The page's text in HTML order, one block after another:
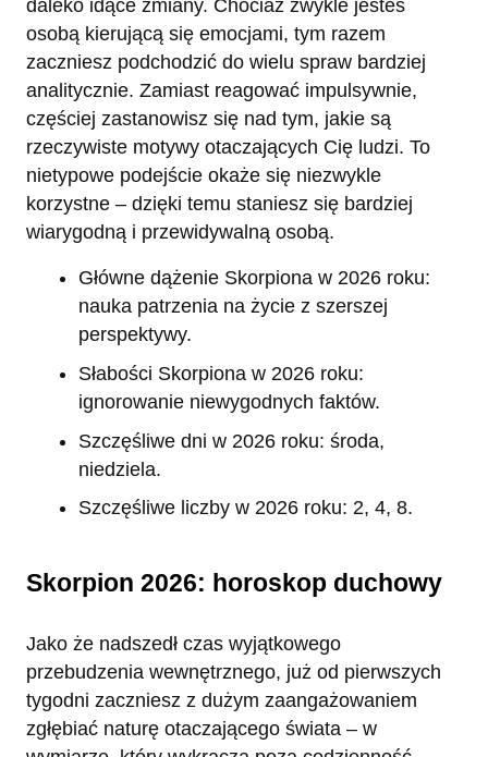
daleko idące zmiany. Chociaż zwykle jesteś
osobą kierującą się emocjami, tym razem
zaczniesz podchodzić do wielu spraw bardziej
analitycznie. Zamiast reagować impulsywnie,
częściej zastanowisz się nad tym, jakie są
rzeczywiste motywy otaczających Cię ludzi. To
nietypowe podejście okaże się niezwykle
korzystne – dzięki temu staniesz się bardziej
wiarygodną i przewidywalną osobą.
Główne dążenie Skorpiona w 2026 roku:
nauka patrzenia na życie z szerszej
perspektywy.
Słabości Skorpiona w 2026 roku:
ignorowanie niewygodnych faktów.
Szczęśliwe dni w 2026 roku: środa,
niedziela.
Szczęśliwe liczby w 2026 roku: 2, 4, 8.
Skorpion 2026: horoskop duchowy
Jako że nadszedł czas wyjątkowego
przebudzenia wewnętrznego, już od pierwszych
tygodni zaczniesz z dużym zaangażowaniem
zgłębiać naturę otaczającego świata – w